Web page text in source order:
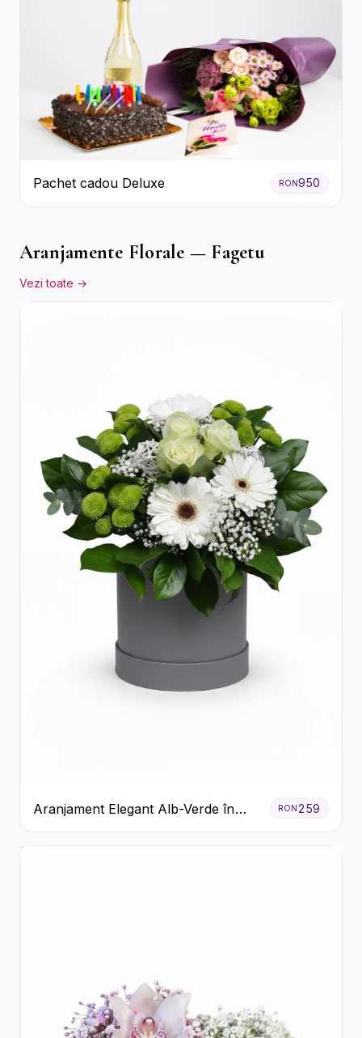
Pachet cadou Deluxe RON950
Aranjamente Florale — Fagetu
Vezi toate →
Aranjament Elegant Alb-Verde în
Cutie Gri
RON 259